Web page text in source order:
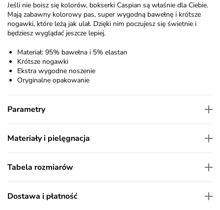
Jeśli nie boisz się kolorów, bokserki Caspian są właśnie dla Ciebie.
Mają zabawny kolorowy pas, super wygodną bawełnę i krótsze
nogawki, które leżą jak ulał. Dzięki nim poczujesz się świetnie i
będziesz wyglądać jeszcze lepiej.
Materiał: 95% bawełna i 5% elastan
Krótsze nogawki
Ekstra wygodne noszenie
Oryginalne opakowanie
Parametry
Materiały i pielęgnacja
Tabela rozmiarów
Dostawa i płatność